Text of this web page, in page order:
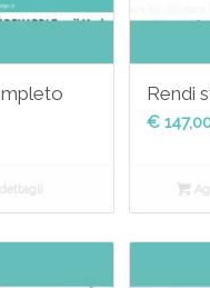
Rendi
€